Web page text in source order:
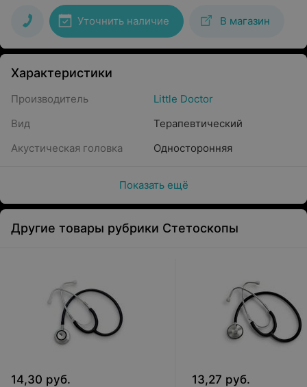
Уточнить наличие В магазин
Характеристики
Производитель
Little Doctor
Вид
Терапевтический
Акустическая головка
Односторонняя
Показать ещё
Другие товары рубрики Стетоскопы
14,30 руб. 13,27 руб.